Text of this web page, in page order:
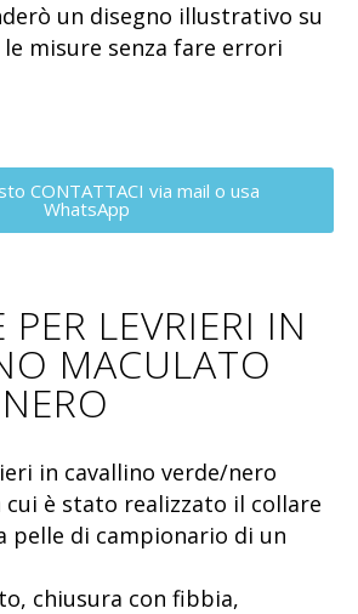
un disegno illustrativo su
misure senza fare errori
CONTATTACI via mail o usa
WhatsApp
PER LEVRIERI IN
MACULATO
in cavallino verde/nero
cui è stato realizzato il collare
pelle di campionario di un
chiusura con fibbia,